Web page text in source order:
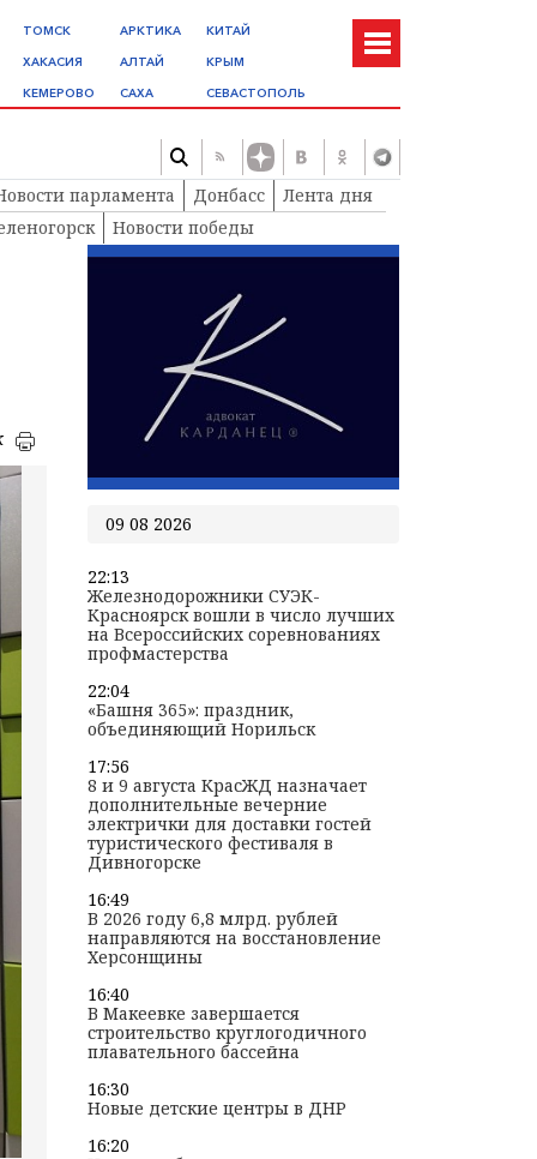
ТОМСК
ХАКАСИЯ
КЕМЕРОВО
АРКТИКА
АЛТАЙ
САХА
КИТАЙ
КРЫМ
СЕВАСТОПОЛЬ
парламента Донбасс
Лента дня
Новости победы
09 08 2026
22:13
Железнодорожники СУЭК-
Красноярск вошли в число лучших
на Всероссийских соревнованиях
профмастерства
22:04
«Башня 365»: праздник,
объединяющий Норильск
17:56
8 и 9 августа КрасЖД назначает
дополнительные вечерние
электрички для доставки гостей
туристического фестиваля в
Дивногорске
16:49
В 2026 году 6,8 млрд. рублей
направляются на восстановление
Херсонщины
16:40
В Макеевке завершается
строительство круглогодичного
плавательного бассейна
16:30
Новые детские центры в ДНР
16:20